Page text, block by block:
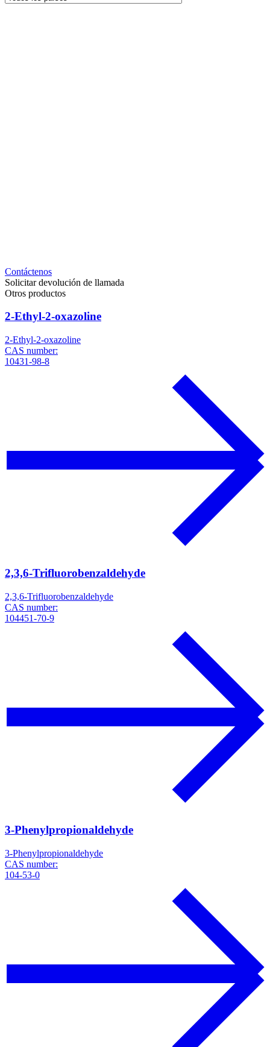
Contáctenos
Solicitar devolución de llamada
Otros productos
2-Ethyl-2-oxazoline
2-Ethyl-2-oxazoline
CAS number:
10431-98-8
2,3,6-Trifluorobenzaldehyde
2,3,6-Trifluorobenzaldehyde
CAS number:
104451-70-9
3-Phenylpropionaldehyde
3-Phenylpropionaldehyde
CAS number:
104-53-0